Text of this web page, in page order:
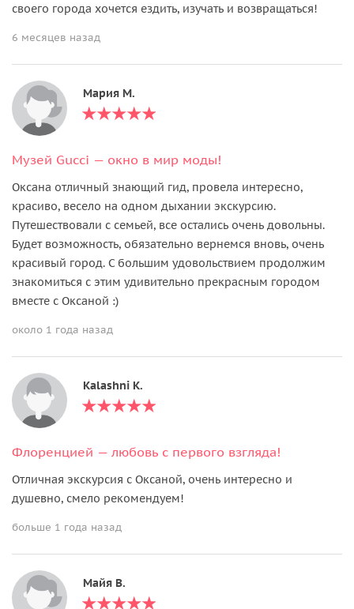
своего города хочется ездить, изучать и возвращаться!
6 месяцев назад
Мария М.
Музей Gucci — окно в мир моды!
Оксана отличный знающий гид, провела интересно,
красиво, весело на одном дыхании экскурсию.
Путешествовали с семьей, все остались очень довольны.
Будет возможность, обязательно вернемся вновь, очень
красивый город. С большим удовольствием продолжим
знакомиться с этим удивительно прекрасным городом
вместе с Оксаной :)
около 1 года назад
Kalashni K.
Флоренцией — любовь с первого взгляда!
Отличная экскурсия с Оксаной, очень интересно и
душевно, смело рекомендуем!
больше 1 года назад
Майя В.